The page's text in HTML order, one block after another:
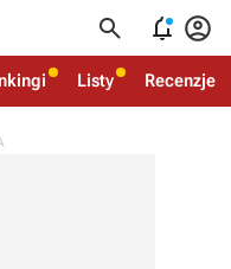
  
Listy Recenzje